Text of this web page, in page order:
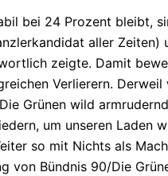
bei 24 Prozent bleibt,
aller Zeiten)
zeigte. Damit
Verlierern.
Grünen wild
um unseren Laden
so mit Nichts als
von Bündnis 90/Die